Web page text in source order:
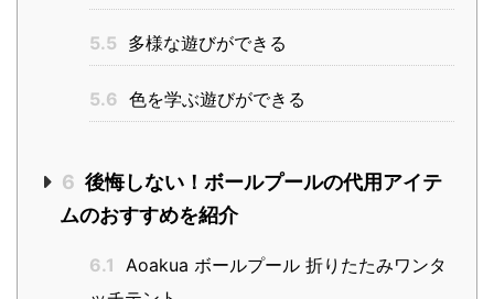
5.5 多様な遊びができる
5.6 色を学ぶ遊びができる
6 後悔しない！ボールプールの代用アイテ
ムのおすすめを紹介
6.1 Aoakua ボールプール 折りたたみワンタ